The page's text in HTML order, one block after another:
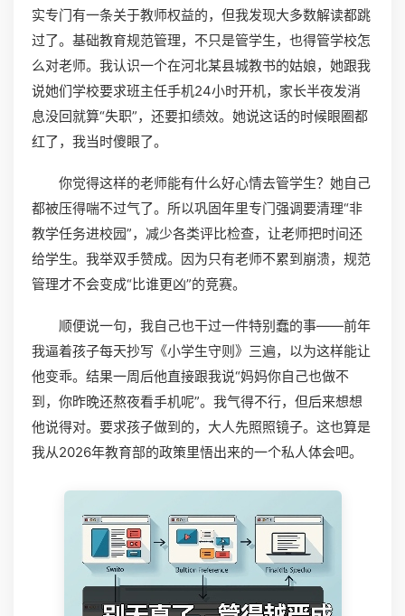
实专门有一条关于教师权益的，但我发现大多数解读都跳
过了。基础教育规范管理，不只是管学生，也得管学校怎
么对老师。我认识一个在河北某县城教书的姑娘，她跟我
说她们学校要求班主任手机24小时开机，家长半夜发消
息没回就算“失职”，还要扣绩效。她说这话的时候眼圈都
红了，我当时傻眼了。
你觉得这样的老师能有什么好心情去管学生？她自己
都被压得喘不过气了。所以巩固年里专门强调要清理“非
教学任务进校园”，减少各类评比检查，让老师把时间还
给学生。我举双手赞成。因为只有老师不累到崩溃，规范
管理才不会变成“比谁更凶”的竞赛。
顺便说一句，我自己也干过一件特别蠢的事——前年
我逼着孩子每天抄写《小学生守则》三遍，以为这样能让
他变乖。结果一周后他直接跟我说“妈妈你自己也做不
到，你昨晚还熬夜看手机呢”。我气得不行，但后来想想
他说得对。要求孩子做到的，大人先照照镜子。这也算是
我从2026年教育部的政策里悟出来的一个私人体会吧。